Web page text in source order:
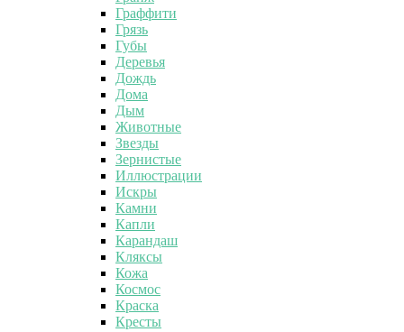
Граффити
Грязь
Губы
Деревья
Дождь
Дома
Дым
Животные
Звезды
Зернистые
Иллюстрации
Искры
Камни
Капли
Карандаш
Кляксы
Кожа
Космос
Краска
Кресты